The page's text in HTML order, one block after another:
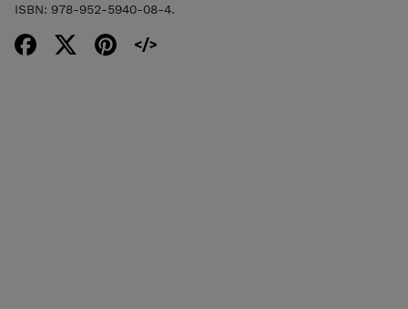
ISBN: 978-952-5940-08-4.